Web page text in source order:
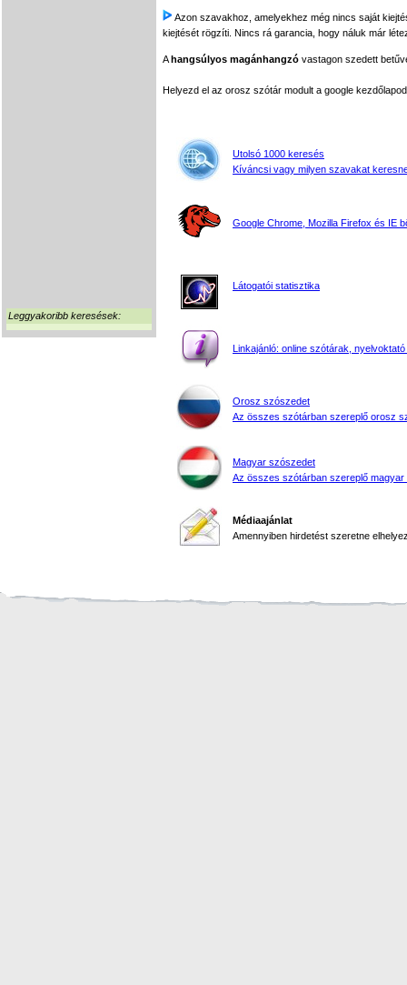
Leggyakoribb keresések:
Azon szavakhoz, amelyekhez még nincs saját
kiejtését rögzíti. Nincs rá garancia, hogy náluk már
Ahangsúlyos magánhangzó vastagon szedett
Helyezd el az orosz szótár modult a google
Utolsó 1000 keresés
Kíváncsi vagy milyen szavakat
Google Chrome, Mozilla Firefox és IE
Látogatói statisztika
Linkajánló: online szótárak, nyelvoktató
Orosz szószedet
Az összes szótárban szereplő orosz
Magyar szószedet
Az összes szótárban szereplő magyar
Médiaajánlat
Amennyiben hirdetést szeretne